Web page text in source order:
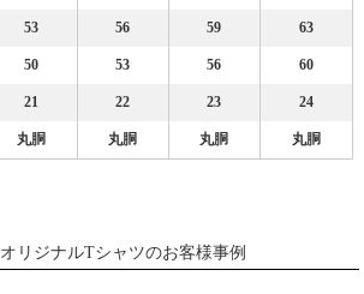
53 56 59 63
50 53 56 60
21 22 23 24
丸胴 丸胴 丸胴 丸胴
オリジナルTシャツのお客様事例